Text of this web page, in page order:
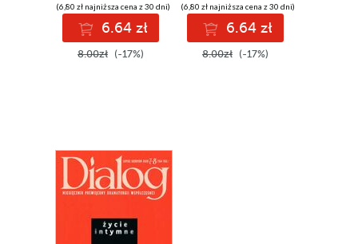
(6,80 zł najniższa cena z 30 dni)
6.64 zł
8.00zł (-17%)
(6,80 zł najniższa cena z 30 dni)
6.64 zł
8.00zł (-17%)